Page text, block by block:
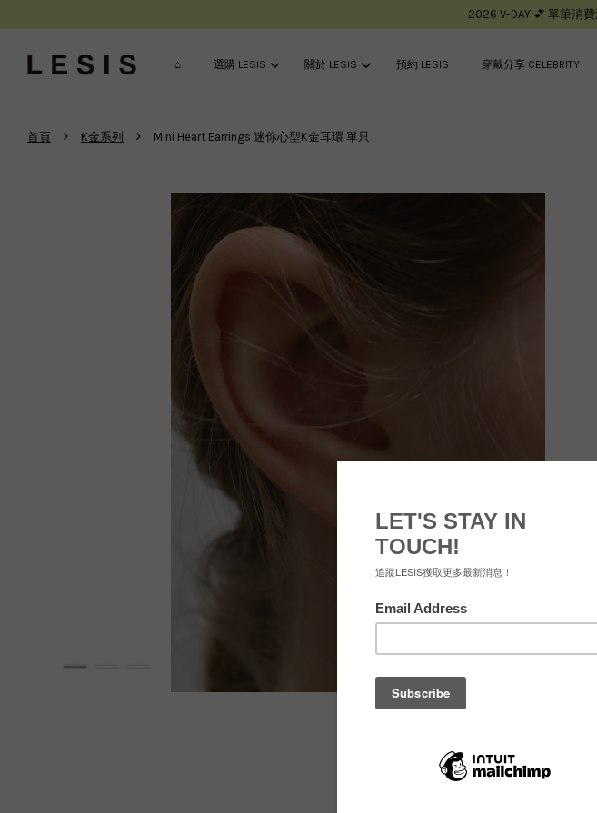
2026 V-DAY 💕 單筆消
⌂ 選購 LESIS 關於 LESIS 預約 LESIS 穿戴分享 CELEBRITY
首頁 › K金系列 › Mini Heart Earrings 迷你心型K金耳環 單只